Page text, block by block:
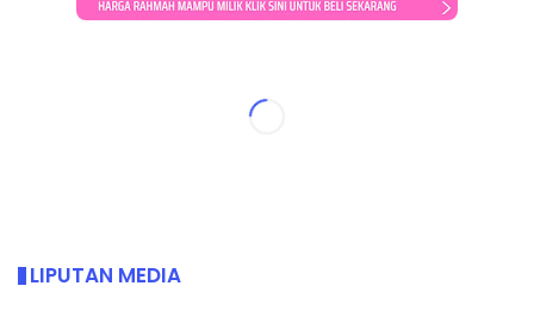
LIPUTAN MEDIA